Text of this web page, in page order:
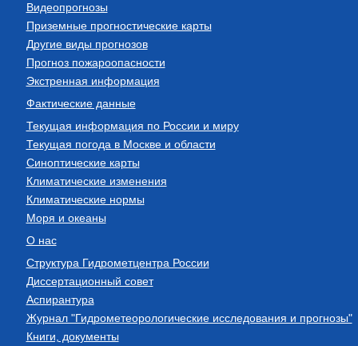
Видеопрогнозы
Приземные прогностические карты
Другие виды прогнозов
Прогноз пожароопасности
Экстренная информация
Фактические данные
Текущая информация по России и миру
Текущая погода в Москве и области
Синоптические карты
Климатические изменения
Климатические нормы
Моря и океаны
О нас
Структура Гидрометцентра России
Диссертационный совет
Аспирантура
Журнал "Гидрометеорологические исследования и прогнозы"
Книги, документы